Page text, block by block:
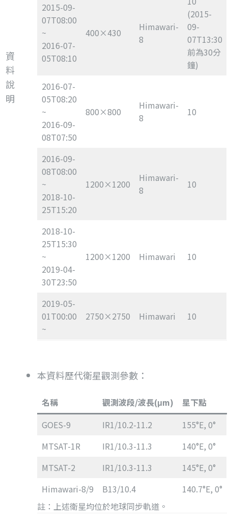
資
料
說
明
2015-09-
07T08:00
~
2016-07-
05T08:10
400×430
Himawari-
8
(2015-
09-
07T13:30
前為30分
鐘)
2016-07-
05T08:20
~
2016-09-
08T07:50
800×800
Himawari-
8
10
2016-09-
08T08:00
~
2018-10-
25T15:20
1200×1200
Himawari-
8
10
2018-10-
25T15:30
~
2019-04-
30T23:50
1200×1200 Himawari 10
2019-05-
01T00:00
~
2750×2750 Himawari 10
本資料歷代衛星觀測參數：
名稱 觀測波段/波長(μm)
星下點
GOES-9
IR1/10.2-11.2
155°E, 0°
MTSAT-1R
IR1/10.3-11.3
140°E, 0°
MTSAT-2
IR1/10.3-11.3
145°E, 0°
Himawari-8/9
B13/10.4
140.7°E, 0°
註：上述衛星均位於地球同步軌道。